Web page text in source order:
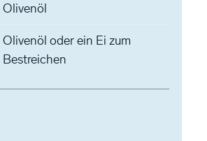
Olivenöl
Olivenöl oder ein Ei zum
Bestreichen